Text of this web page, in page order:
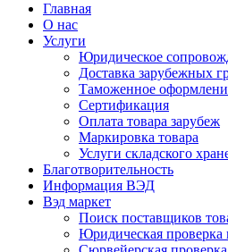
Главная
О нас
Услуги
Юридическое
Доставка зарубежных
Таможенное
Сертификация
Оплата товара зарубеж
Маркировка товара
Услуги складского
Благотворительность
Информация ВЭД
Вэд маркет
Поиск поставщиков
Юридическая проверка